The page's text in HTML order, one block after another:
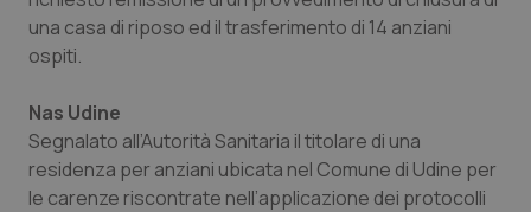
Sangue & coagulazione
Tiroide
Tumore al seno
una casa di riposo ed il trasferimento di 14 anziani
ospiti.
Nas Udine
Segnalato all’Autorità Sanitaria il titolare di una
residenza per anziani ubicata nel Comune di Udine per
le carenze riscontrate nell’applicazione dei protocolli